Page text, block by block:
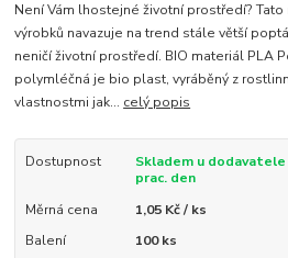
Není Vám lhostejné životní prostředí?
výrobků navazuje na trend stále větší
neničí životní prostředí. BIO materiál PLA
polymléčná je bio plast, vyráběný z
vlastnostmi jak... celý popis
Dostupnost
Skladem u
prac. den
Měrná cena
1,05 Kč / ks
Balení
100 ks